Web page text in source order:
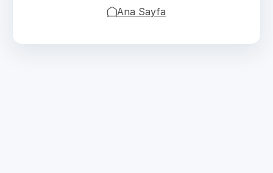
Ana Sayfa